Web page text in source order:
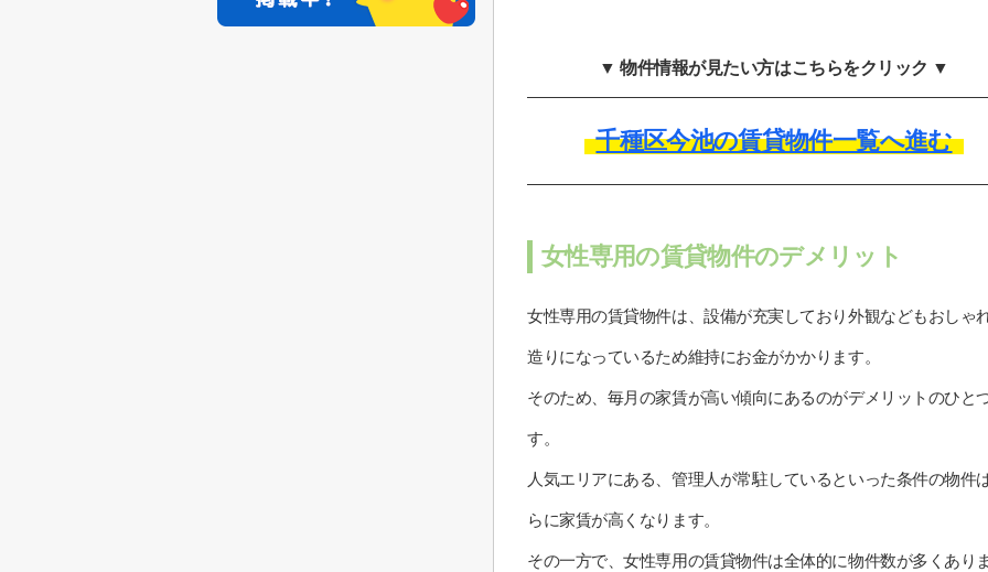
▼ 物件情報が見たい方はこちらをクリック ▼
千種区今池の賃貸物件一覧へ進む
女性専用の賃貸物件のデメリット
女性専用の賃貸物件は、設備が充実しており外観などもおしゃ
造りになっているため維持にお金がかかります。
そのため、毎月の家賃が高い傾向にあるのがデメリットのひと
す。
人気エリアにある、管理人が常駐しているといった条件の物件
らに家賃が高くなります。
その一方で、女性専用の賃貸物件は全体的に物件数が多くあり